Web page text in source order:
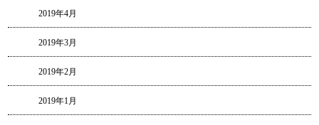
2019年4月
2019年3月
2019年2月
2019年1月